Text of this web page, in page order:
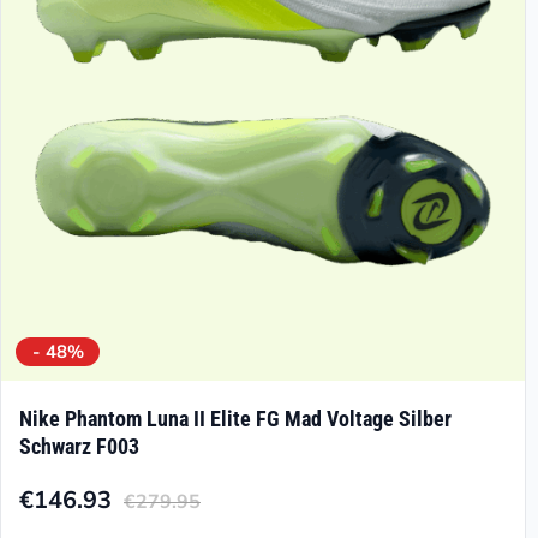
können
Produktseite
gewählt
werden
- 48%
Nike Phantom Luna II Elite FG Mad Voltage Silber
Schwarz F003
€279.95
Ursprünglicher
€146.93
Aktueller